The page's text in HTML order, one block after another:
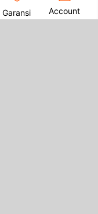
Garansi Account